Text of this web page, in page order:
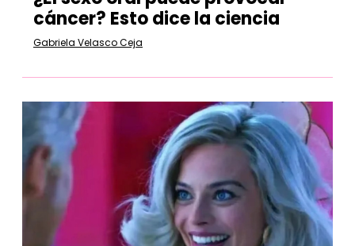
cáncer? Esto dice la ciencia
Gabriela Velasco Ceja